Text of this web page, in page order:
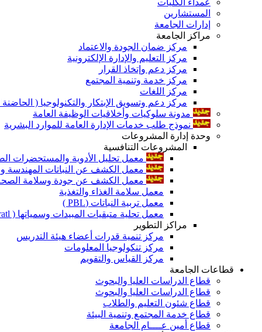
المستشارين
إدارات الجامعة
مراكز الجامعة
مركز ضمان الجودة والاعتماد
مركز التعليم والإدارة الإلكترونية
مركز دعم وإتخاذ القرار
مركز خدمة وتنمية المجتمع
مركز اللغات
مركز دعم وتسويق الإبتكار والتكنولوجيا ( الحاضنة
مدونة سلوكيات وأخلاقيات الوظيفة العامة
نموذج طلب خدمات الإدارة العامة للموارد البشرية
وحدة إدارة المشروعات
المشروعات التنافسية
معمل تحليل الأدوية والمستحضرات
معمل الكشف عن النباتات المهندسة
معمل الكشف عن جودة وسلامة الصحة
معمل سلامة الغذاء والتغذية
معمل تربية النباتات (PBL )
معمل تحلية متبقيات المبيدات وسمياتها ( Pratl )
مراكز التطوير
مركز تنمية قدرات أعضاء هيئة التدريس
مركز تنكولوجيا المعلومات
مركز القياس والتقويم
قطاعات الجامعة
قطاع الدراسات العليا والبحوث
قطاع الدراسات العليا والبحوث
قطاع شئون التعليم والطلاب
قطاع خدمة المجتمع وتنمية البيئة
قطاع أمين عــــام الجامعة